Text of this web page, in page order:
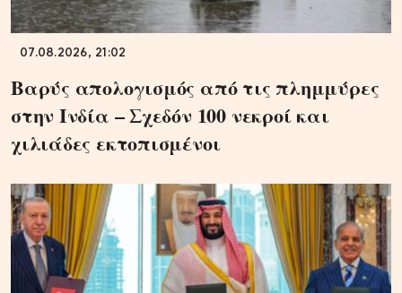
07.08.2026, 21:02
Βαρύς απολογισμός από τις πλημμύρες
στην Ινδία – Σχεδόν 100 νεκροί και
χιλιάδες εκτοπισμένοι